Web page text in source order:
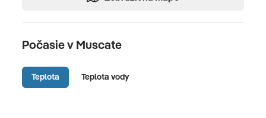
Počasie v Muscate
Teplota Teplota vody